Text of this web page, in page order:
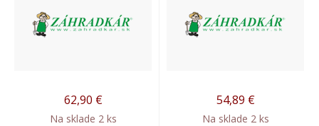
62,90 €
Na sklade 2 ks
54,89 €
Na sklade 2 ks